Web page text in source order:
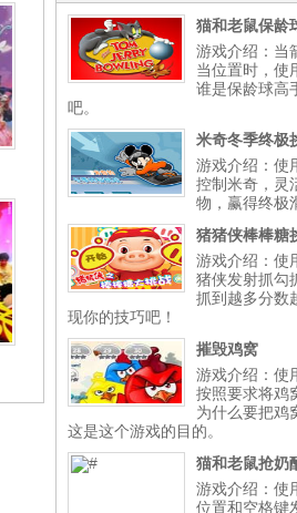
猫和老鼠保龄
游戏介绍：当
当位置时，使
谁是保龄球高
吧。
米奇冬季终极
游戏介绍：使
控制米奇，灵
物，赢得终极
猪猪侠棒棒糖
游戏介绍：使
猪侠发射抓勾
抓到越多分数
现你的技巧吧！
摧毁鸡窝
游戏介绍：使
按照要求将鸡
为什么要把鸡
这是这个游戏的目的。
猫和老鼠抢奶
游戏介绍：使
位置和空格键